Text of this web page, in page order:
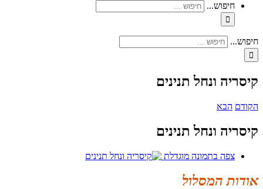
חיפוש...
חיפוש...
קיסריה ונחל תנינים
הקודם הבא
קיסריה ונחל תנינים
צפה בתמונה מוגדלת
אודות המסלול